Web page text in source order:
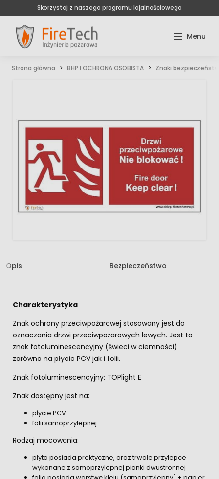
Skorzystaj z naszego programu lojalnościowego
Strona główna BHP I OCHRONA OSOBISTA Znaki
Opis Bezpieczeństwo
Charakterystyka
Znak ochrony przeciwpożarowej stosowany jest do
oznaczania drzwi przeciwpożarowych lewych. Jest to
znak fotoluminescencyjny (świeci w ciemności)
zarówno na płycie PCV jak i folii.
Znak fotoluminescencyjny: TOPlight E
Znak dostępny jest na:
płycie PCV
folii samoprzylepnej
Rodzaj mocowania:
płyta posiada praktyczne, oraz trwałe przylepce
wykonane z samoprzylepnej pianki dwustronnej